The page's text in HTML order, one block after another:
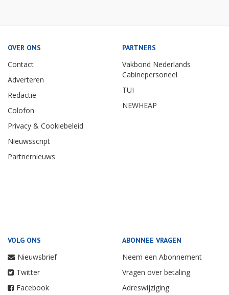
OVER ONS
Contact
Adverteren
Redactie
Colofon
Privacy & Cookiebeleid
Nieuwsscript
Partnernieuws
PARTNERS
Vakbond Nederlands
Cabinepersoneel
TUI
NEWHEAP
VOLG ONS
Nieuwsbrief
Twitter
Facebook
ABONNEE VRAGEN
Neem een Abonnement
Vragen over betaling
Adreswijziging